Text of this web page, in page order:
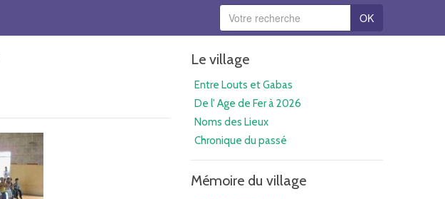
OK
Le village
Entre Louts et Gabas
De l' Age de Fer à 2026
Noms des Lieux
Chronique du passé
Mémoire du village